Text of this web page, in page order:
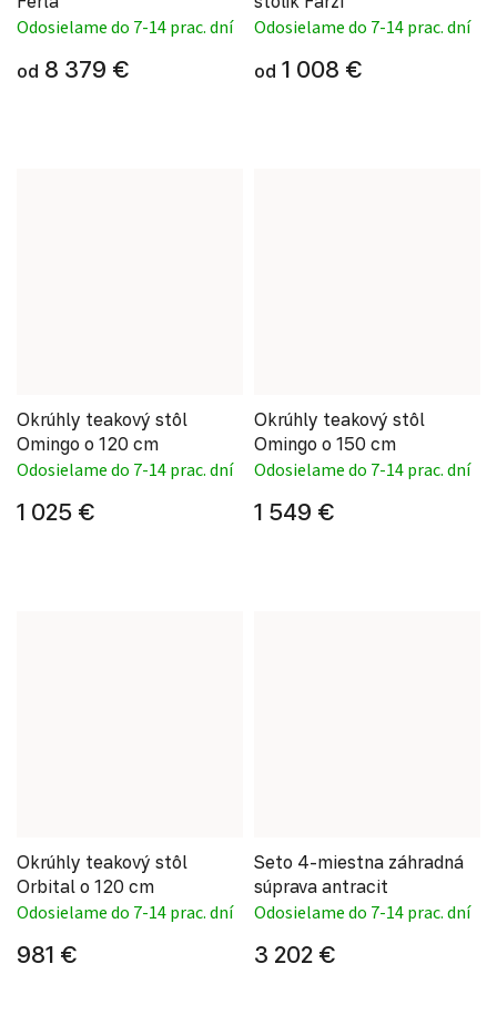
Odosielame do 7-14 prac. dní
od 8 379 €
Odosielame do 7-14 prac. dní
od 1 008 €
Okrúhly teakový stôl
Omingo o 120 cm
Odosielame do 7-14 prac. dní
1 025 €
Okrúhly teakový stôl
Omingo o 150 cm
Odosielame do 7-14 prac. dní
1 549 €
Okrúhly teakový stôl
Orbital o 120 cm
Odosielame do 7-14 prac. dní
981 €
Seto 4-miestna záhradná
súprava antracit
Odosielame do 7-14 prac. dní
3 202 €